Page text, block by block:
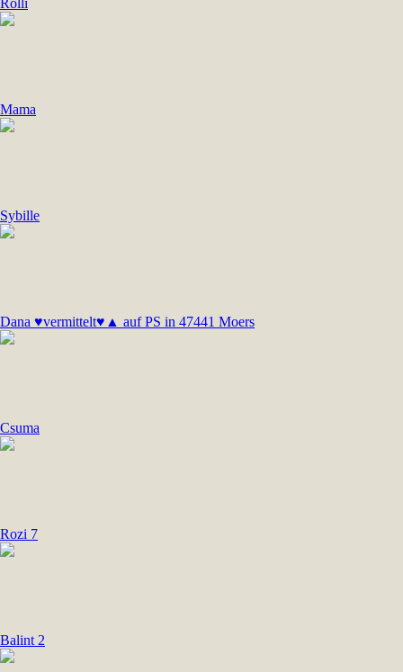
Mama
Sybille
Dana ♥vermittelt♥▲ auf PS in 47441 Moers
Csuma
Rozi 7
Balint 2